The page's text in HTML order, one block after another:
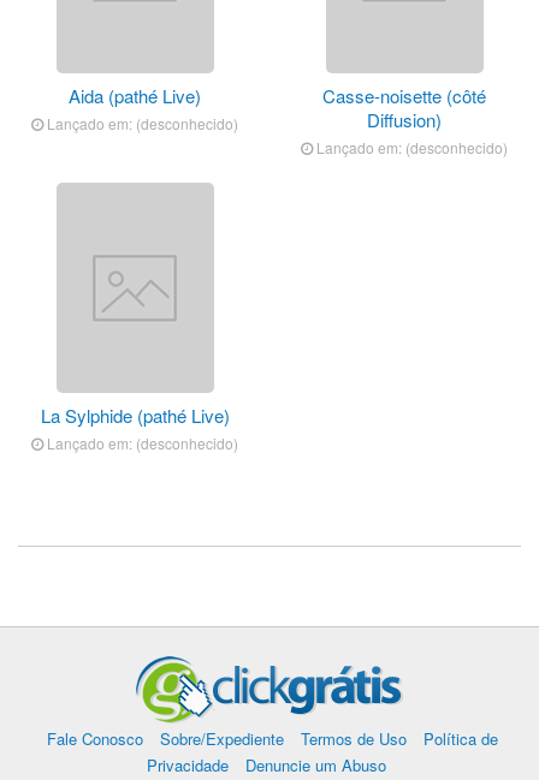
Aida (pathé Live)
Lançado em: (desconhecido)
Casse-noisette (côté
Diffusion)
Lançado em: (desconhecido)
La Sylphide (pathé Live)
Lançado em: (desconhecido)
Fale Conosco Sobre/Expediente Termos de Uso
Política de
Privacidade
Denuncie um Abuso